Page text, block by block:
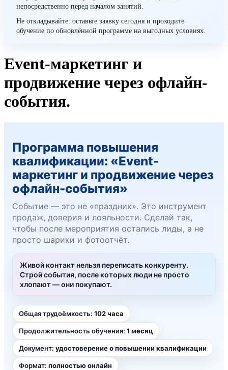
непосредственно перед началом занятий.
Не откладывайте: оставьте заявку сегодня и проходите
обучение по обновлённой программе на выгодных условиях.
Event-маркетинг и
продвижение через офлайн-
события.
Программа повышения
квалификации: «Event-
маркетинг и продвижение через
офлайн-события»
Событие — это не «праздник». Это инструмент
продаж, доверия и лояльности. Сделай так,
чтобы после мероприятия остались лиды, а не
просто шарики и фотоотчёт.
Живой контакт нельзя переписать конкуренту.
Строй события, после которых люди не просто
хлопают — они покупают.
Общая трудоёмкость: 102 часа
Продолжительность обучения: 1 месяц
Документ: удостоверение о повышении квалификации
Формат: полностью онлайн